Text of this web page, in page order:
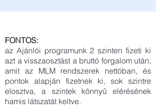
FONTOS:
az Ajánlói programunk 2 szinten fizeti ki
azt a visszaosztást a bruttó forgalom után,
amit az MLM rendszerek nettóban, és
pontok alapján fizetnek ki, sok szintre
elosztva, a szintek könnyű elérésének
hamis látszatát keltve.